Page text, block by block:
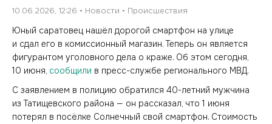
10.06.2026, 12:26 Новости Происшествия
Юный саратовец нашёл дорогой смартфон на улице
и сдал его в комиссионный магазин. Теперь он является
фигурантом уголовного дела о краже. Об этом сегодня,
10 июня, сообщили в пресс-службе регионального МВД.
С заявлением в полицию обратился 40-летний мужчина
из Татищевского района — он рассказал, что 1 июня
потерял в посёлке Солнечный свой смартфон. Стоимость